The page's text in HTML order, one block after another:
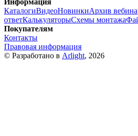
КаталогиВидеоНовинкиАрхив
ответКалькуляторыСхемы монтажа
Покупателям
Контакты
Правовая информация
© Разработано в Arlight, 2026